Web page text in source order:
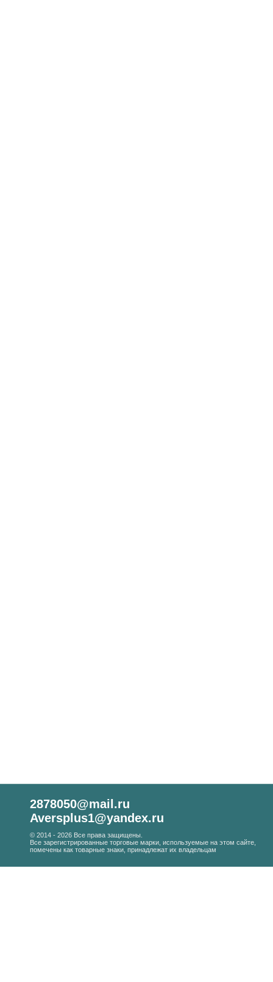
2878050@mail.ru
Aversplus1@yandex.ru
© 2014 - 2026 Все права защищены.
Все зарегистрированные торговые марки, используемые на этом сайте,
помечены как товарные знаки, принадлежат их владельцам